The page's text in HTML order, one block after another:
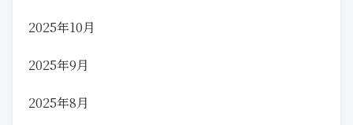
2025年10月
2025年9月
2025年8月